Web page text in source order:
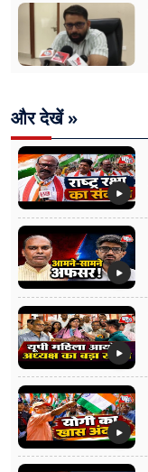
और देखें »